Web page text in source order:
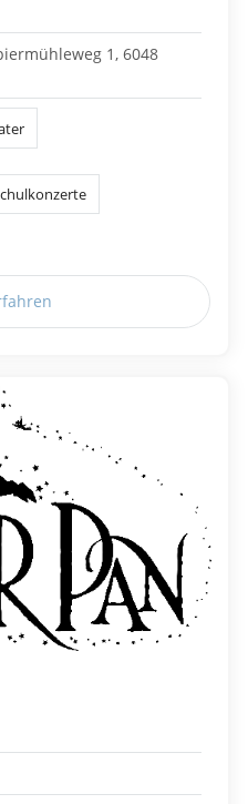
1, 6048